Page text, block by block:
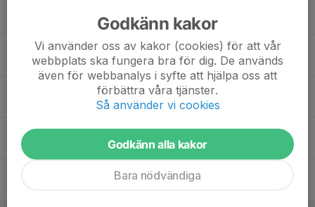
Tor
Godkänn kakor
Vi använder oss av kakor (cookies) för att vår
webbplats ska fungera bra för dig. De används
även för webbanalys i syfte att hjälpa oss att
förbättra våra tjänster.
Så använder vi cookies
Godkänn alla kakor
Bara nödvändiga